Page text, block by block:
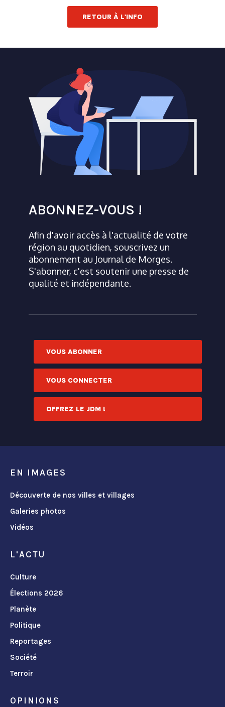
RETOUR À L'INFO
ABONNEZ-VOUS !
Afin d'avoir accès à l'actualité de votre
région au quotidien, souscrivez un
abonnement au Journal de Morges.
S'abonner, c'est soutenir une presse de
qualité et indépendante.
VOUS ABONNER
VOUS CONNECTER
OFFREZ LE JDM !
EN IMAGES
Découverte de nos villes et villages
Galeries photos
Vidéos
L'ACTU
Culture
Élections 2026
Planète
Politique
Reportages
Société
Terroir
OPINIONS